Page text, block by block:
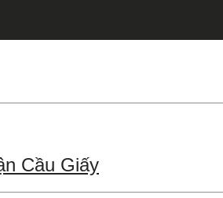
Cầu Giấy